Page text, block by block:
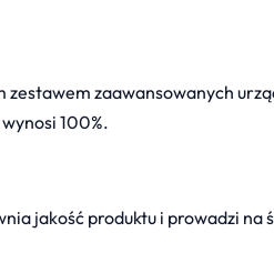
zaawansowanych
100%.
jakość produktu i prowadzi na